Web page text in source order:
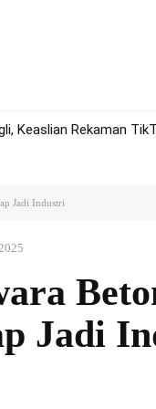
Keaslian Rekaman
Jadi Industri
Jadi